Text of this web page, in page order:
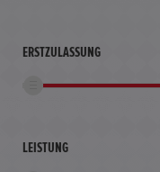
ERSTZULASSUNG
LEISTUNG